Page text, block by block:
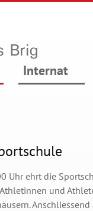
Internat
Uhr ehrt die
und